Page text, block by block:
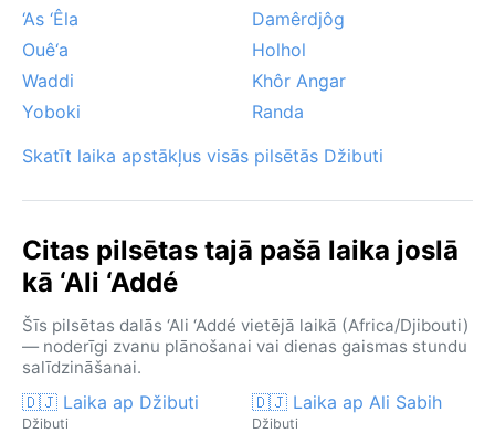
‘As ‘Êla
Damêrdjôg
Ouê‘a
Holhol
Waddi
Khôr Angar
Yoboki
Randa
Skatīt laika apstākļus visās pilsētās Džibuti
Citas pilsētas tajā pašā laika joslā
kā ‘Ali ‘Addé
Šīs pilsētas dalās ‘Ali ‘Addé vietējā laikā (Africa/Djibouti)
— noderīgi zvanu plānošanai vai dienas gaismas stundu
salīdzināšanai.
🇩🇯 Laika ap Džibuti
Džibuti
🇩🇯 Laika ap Ali Sabih
Džibuti